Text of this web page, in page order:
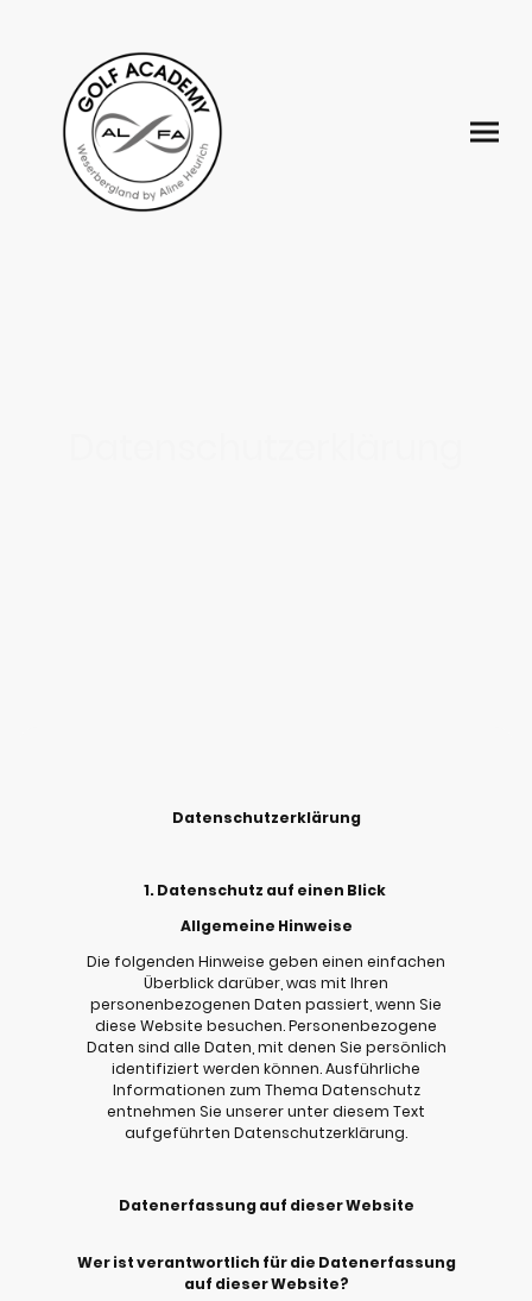
Datenschutzerklärung
1. Datenschutz auf einen Blick
Allgemeine Hinweise
Die folgenden Hinweise geben einen einfachen
Überblick darüber, was mit Ihren
personenbezogenen Daten passiert, wenn Sie
diese Website besuchen. Personenbezogene
Daten sind alle Daten, mit denen Sie persönlich
identifiziert werden können. Ausführliche
Informationen zum Thema Datenschutz
entnehmen Sie unserer unter diesem Text
aufgeführten Datenschutzerklärung.
Datenerfassung auf dieser Website
Wer ist verantwortlich für die Datenerfassung
auf dieser Website?